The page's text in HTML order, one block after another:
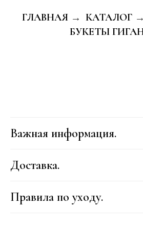
ГЛАВНАЯ → КАТАЛОГ →
БУКЕТЫ
Важная информация.
Доставка.
Правила по уходу.